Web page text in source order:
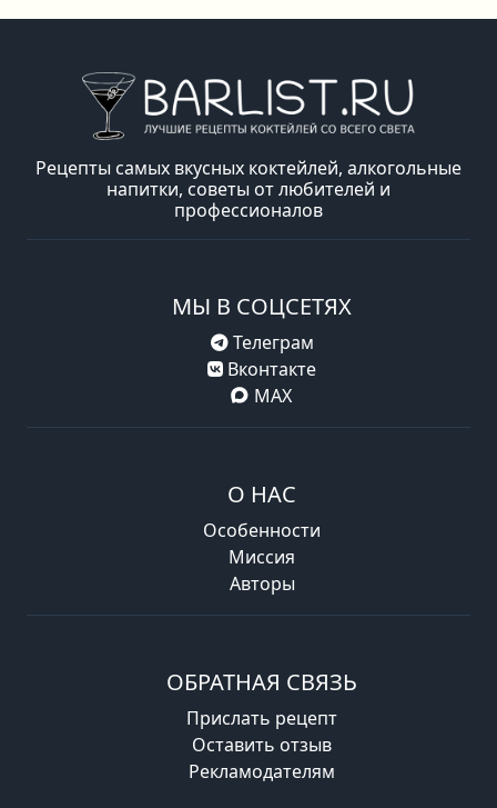
Рецепты самых вкусных коктейлей, алкогольные
напитки, советы от любителей и
профессионалов
МЫ В СОЦСЕТЯХ
Телеграм
Вконтакте
MAX
О НАС
Особенности
Миссия
Авторы
ОБРАТНАЯ СВЯЗЬ
Прислать рецепт
Оставить отзыв
Рекламодателям